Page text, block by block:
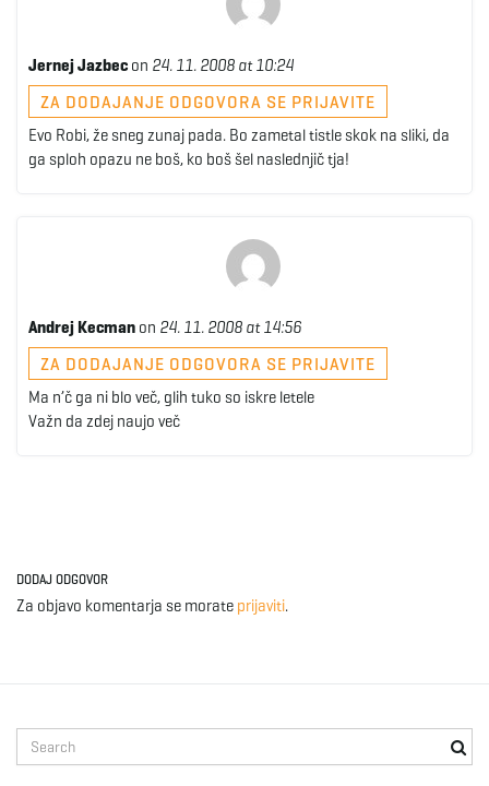
Jernej Jazbec on 24. 11. 2008 at 10:24
ZA DODAJANJE ODGOVORA SE PRIJAVITE
Evo Robi, že sneg zunaj pada. Bo zametal tistle skok na sliki, da
ga sploh opazu ne boš, ko boš šel naslednjič tja!
Andrej Kecman on 24. 11. 2008 at 14:56
ZA DODAJANJE ODGOVORA SE PRIJAVITE
Ma n’č ga ni blo več, glih tuko so iskre letele
Važn da zdej naujo več
DODAJ ODGOVOR
Za objavo komentarja se morate prijaviti.
e